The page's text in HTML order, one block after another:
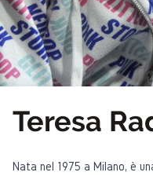
Teresa
Nata nel 1975 a Milano, è